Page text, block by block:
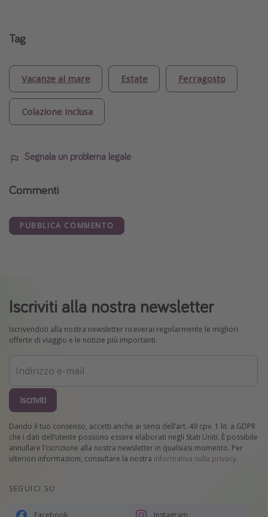
Tag
Vacanze al mare Estate Ferragosto
Colazione inclusa
Segnala un problema legale
Commenti
PUBBLICA COMMENTO
Iscriviti alla nostra newsletter
Iscrivendoti alla nostra newsletter riceverai regolarmente le migliori
offerte di viaggio e le notizie più importanti.
Iscriviti
Dando il tuo consenso, accetti anche ai sensi dell’art. 49 cpv. 1 lit. a GDPR
che i dati dell’utente possono essere elaborati negli Stati Uniti. È possibile
annullare l'iscrizione alla nostra newsletter in qualsiasi momento. Per
ulteriori informazioni, consultare la nostra informativa sulla privacy.
SEGUICI SU